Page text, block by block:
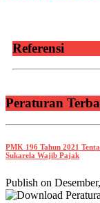
Referensi
Peraturan
PMK 196 Tahun 2021
Sukarela Wajib Pajak
Publish on
Download